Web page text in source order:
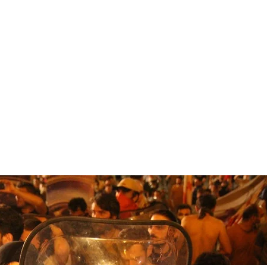
Леван Микадзе, JAMnews
спикер грузинского парламента Ираклий
члену правящей партии Закариа Куцнашвили
пришлось сдать депутатский мандат. Во-вторых,
выборы не по смешанной системе, а по